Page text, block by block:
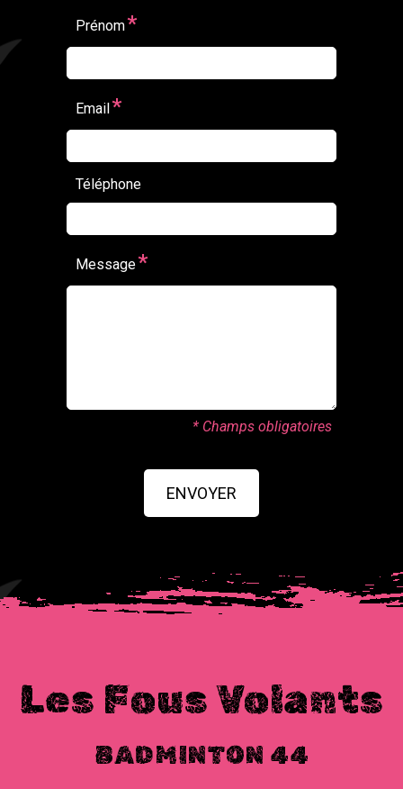
Prénom*
Email*
Téléphone
Message*
* Champs obligatoires
ENVOYER
Les Fous Volants
BADMINTON 44